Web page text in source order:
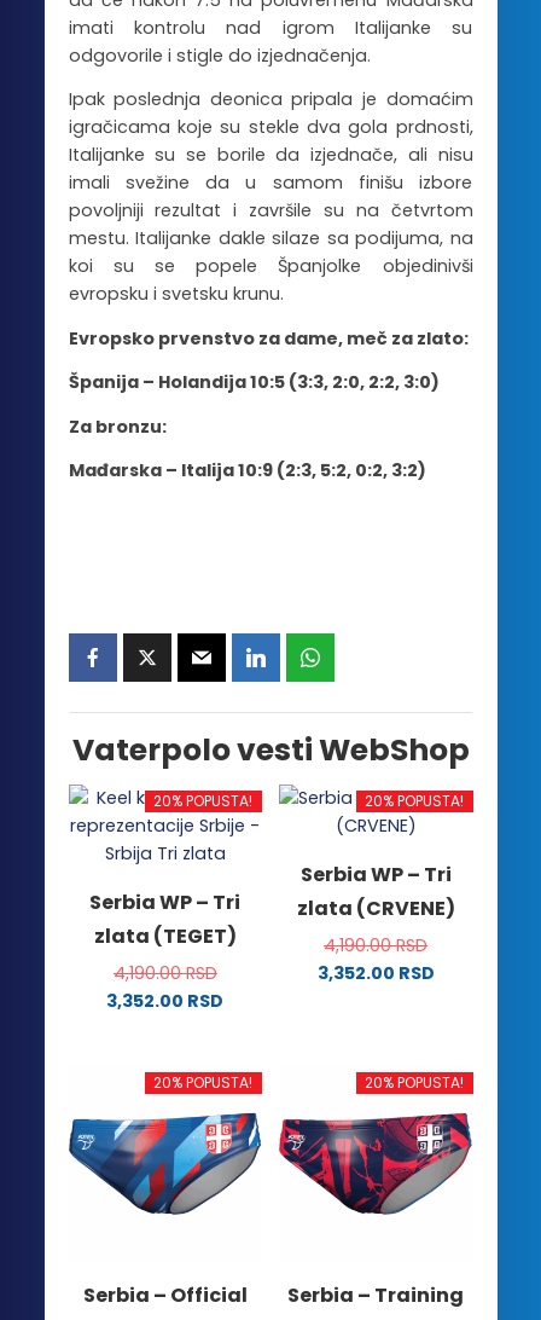
imati kontrolu nad igrom Italijanke su
odgovorile i stigle do izjednačenja.
Ipak poslednja deonica pripala je domaćim
igračicama koje su stekle dva gola prdnosti,
Italijanke su se borile da izjednače, ali nisu
imali svežine da u samom finišu izbore
povoljniji rezultat i završile su na četvrtom
mestu. Italijanke dakle silaze sa podijuma, na
koi su se popele Španjolke objedinivši
evropsku i svetsku krunu.
Evropsko prvenstvo za dame, meč za zlato:
Španija – Holandija 10:5 (3:3, 2:0, 2:2, 3:0)
Za bronzu:
Mađarska – Italija 10:9 (2:3, 5:2, 0:2, 3:2)
Vaterpolo vesti WebShop
20% POPUSTA!
Serbia WP – Tri
zlata (TEGET)
4,190.00RSD
3,352.00 RSD
ima
varijanti.
Opcije
mogu
biti
stranici
20% POPUSTA!
Serbia WP – Tri
zlata (CRVENE)
4,190.00RSD
3,352.00 RSD
više
varijanti.
Opcije
mogu
biti
izabrane
proizvoda.
20% POPUSTA!
Serbia – Official
20% POPUSTA!
Serbia – Training